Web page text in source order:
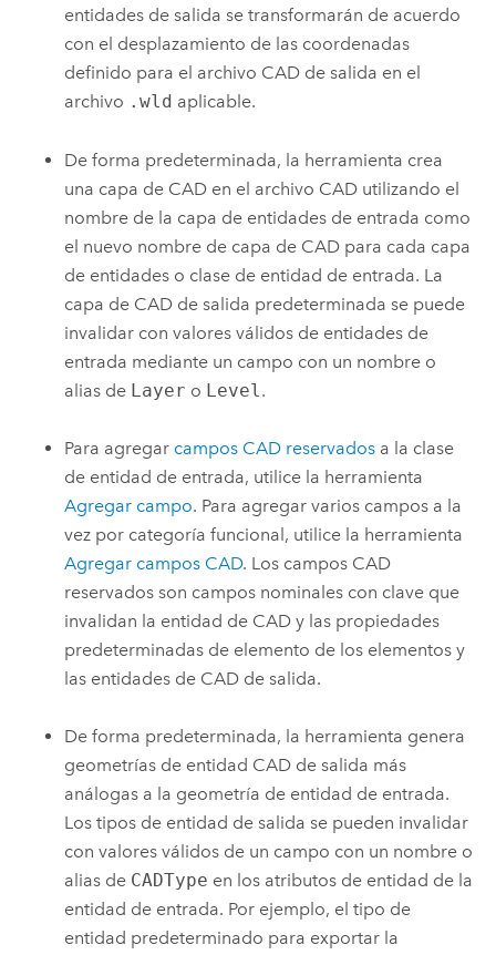
entidades de salida se transformarán de acuerdo
con el desplazamiento de las coordenadas
definido para el archivo CAD de salida en el
archivo .wld aplicable.
De forma predeterminada, la herramienta crea
una capa de CAD en el archivo CAD utilizando el
nombre de la capa de entidades de entrada como
el nuevo nombre de capa de CAD para cada capa
de entidades o clase de entidad de entrada. La
capa de CAD de salida predeterminada se puede
invalidar con valores válidos de entidades de
entrada mediante un campo con un nombre o
alias de Layer o Level .
Para agregar campos CAD reservados a la clase
de entidad de entrada, utilice la herramienta
Agregar campo. Para agregar varios campos a la
vez por categoría funcional, utilice la herramienta
Agregar campos CAD. Los campos CAD
reservados son campos nominales con clave que
invalidan la entidad de CAD y las propiedades
predeterminadas de elemento de los elementos y
las entidades de CAD de salida.
De forma predeterminada, la herramienta genera
geometrías de entidad CAD de salida más
análogas a la geometría de entidad de entrada.
Los tipos de entidad de salida se pueden invalidar
con valores válidos de un campo con un nombre o
alias de CADType en los atributos de entidad de la
entidad de entrada. Por ejemplo, el tipo de
entidad predeterminado para exportar la